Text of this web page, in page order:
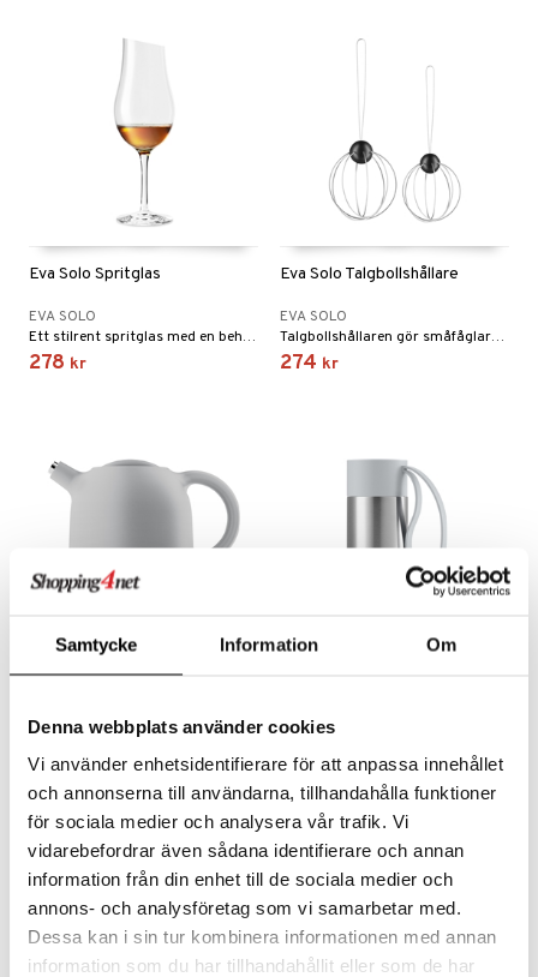
Samtycke Information Om
Denna webbplats använder cookies
Vi använder enhetsidentifierare för att anpassa innehållet
och annonserna till användarna, tillhandahålla funktioner
för sociala medier och analysera vår trafik. Vi
vidarebefordrar även sådana identifierare och annan
information från din enhet till de sociala medier och
annons- och analysföretag som vi samarbetar med.
Dessa kan i sin tur kombinera informationen med annan
information som du har tillhandahållit eller som de har
Eva Solo Spritglas
EVA SOLO
Ett stilrent spritglas med en behaglig, sned tunn kant.
278 kr
Eva Solo Talgbollshållare
EVA SOLO
Talgbollshållaren gör småfåglarna glada och mätta.
274 kr
termoskanna 1L
Snygg och praktisk termoskanna från Eva Solo.
569 kr
To Go Cup från Eva Solo i rostfritt stål.
285 kr